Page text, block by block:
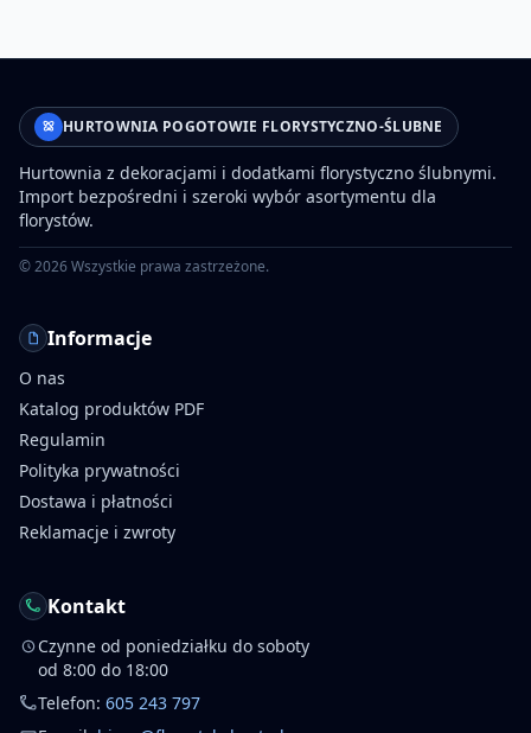
HURTOWNIA POGOTOWIE FLORYSTYCZNO-ŚLUBNE
Hurtownia z dekoracjami i dodatkami florystyczno ślubnymi.
Import bezpośredni i szeroki wybór asortymentu dla
florystów.
©2026Wszystkie prawa zastrzeżone.
Informacje
O nas
Katalog produktów PDF
Regulamin
Polityka prywatności
Dostawa i płatności
Reklamacje i zwroty
Kontakt
Czynne od poniedziałku do soboty
od 8:00 do 18:00
Telefon: 605 243 797